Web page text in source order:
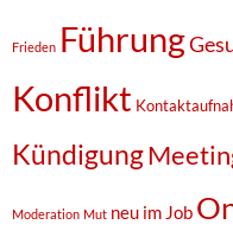
Frieden Führung
Konflikt
Kündigung
Moderation Mut neu im Job